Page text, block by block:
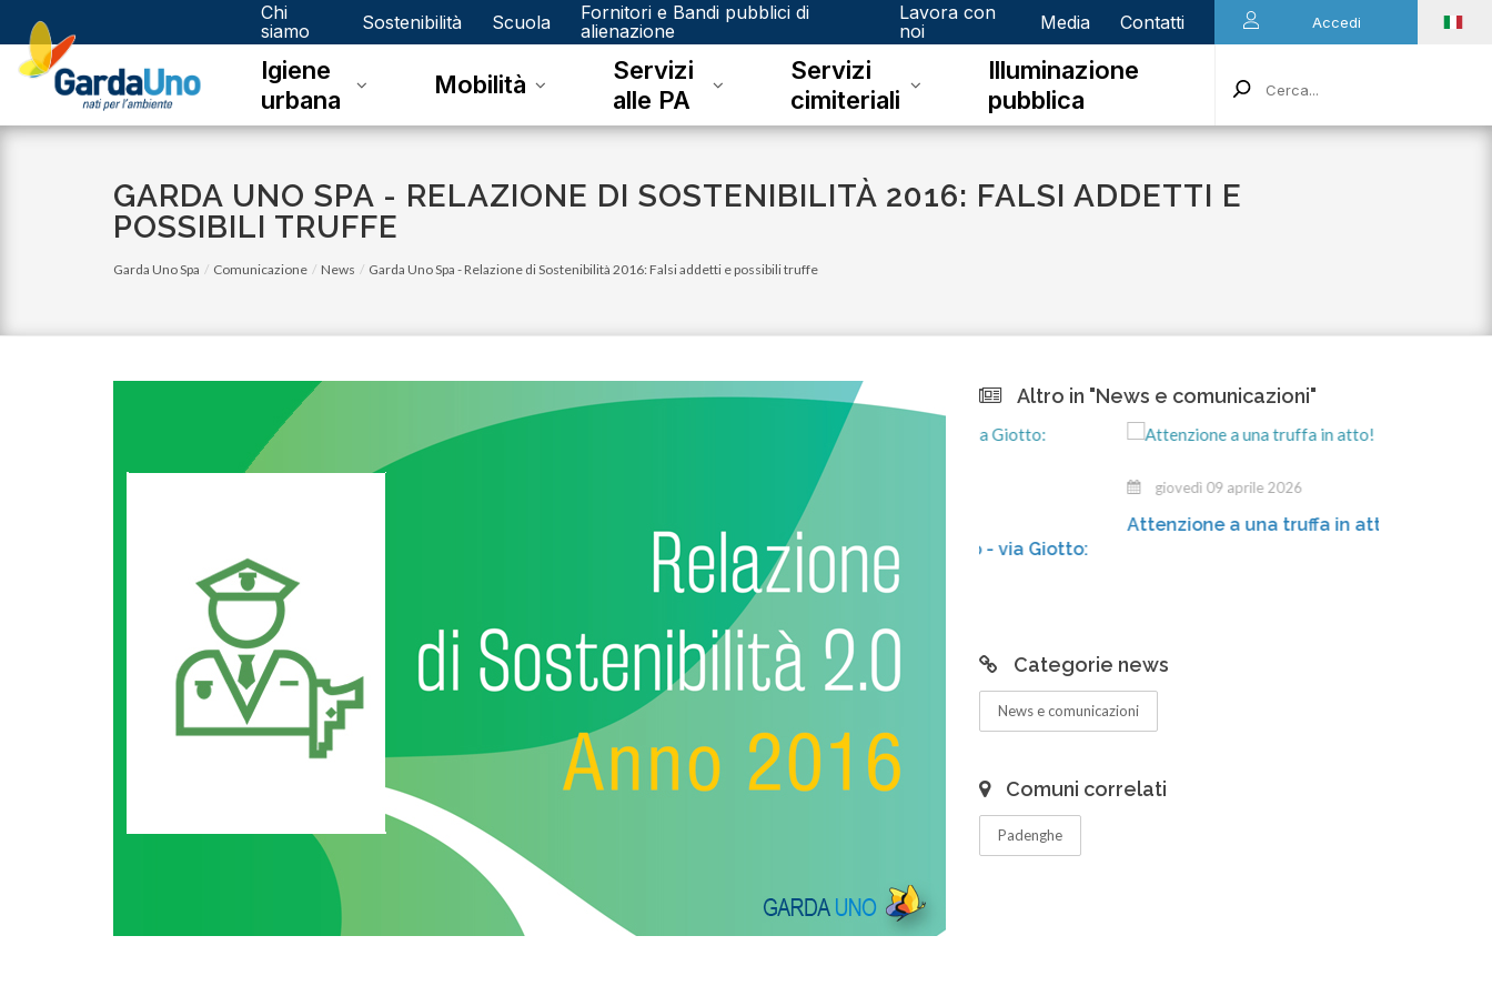
Gardauno
Spa
Chi
siamo
Sostenibilità Scuola
Fornitori e Bandi pubblici di
alienazione
Lavora con
noi
Media Contatti Accedi
Igiene
urbana
Mobilità
Servizi
alle PA
Servizi
cimiteriali
Illuminazione
pubblica
GARDA UNO SPA - RELAZIONE DI SOSTENIBILITÀ 2016: FALSI ADDETTI E
POSSIBILI TRUFFE
Garda Uno Spa Comunicazione News Garda Uno Spa - Relazione di Sostenibilità 2016: Falsi addetti e possibili truffe
Altro in "News e comunicazioni"
fai la differenza, ogni giorno
Centro di Raccolta di Desenzano - via Giotto:
chiusura per lavori
giovedì 09 aprile 2026
Attenzione a una truffa in atto!
Categorie news
News e comunicazioni
Comuni correlati
Padenghe